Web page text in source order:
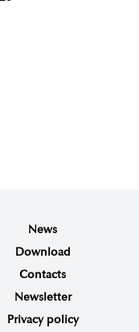
News
Download
Contacts
Newsletter
Privacy policy